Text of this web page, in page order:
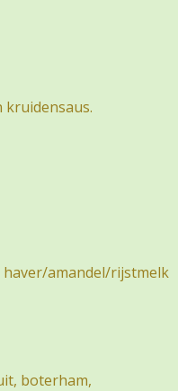
amandel/rijstmelk
boterham,